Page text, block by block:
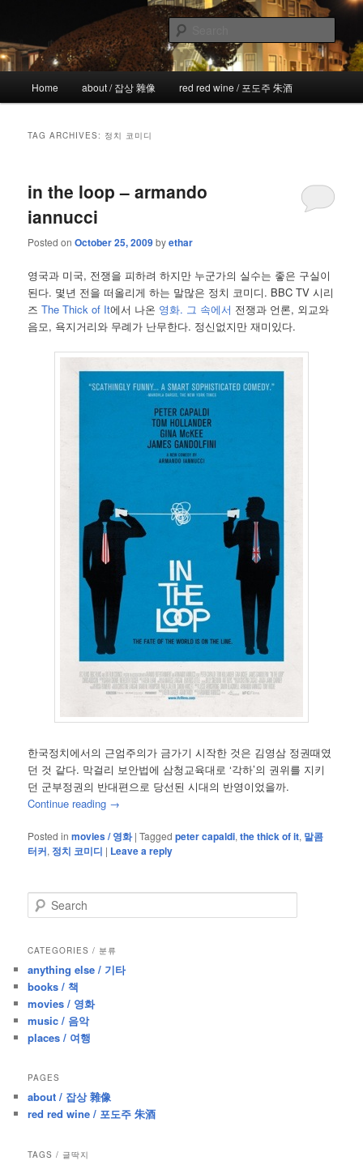
primary
content
secondary
content!wicked
the more I see the less I know
Home about / 잡상 雜像 red red wine / 포도주 朱酒
TAG ARCHIVES: 정치 코미디
in the loop – armando
iannucci
Posted onOctober 25, 2009byethar
영국과 미국, 전쟁을 피하려 하지만 누군가의 실수는 좋은 구실이
된다. 몇년 전을 떠올리게 하는 말많은 정치 코미디. BBC TV 시리
즈The Thick of It에서 나온 영화. 그 속에서 전쟁과 언론, 외교와
음모, 욕지거리와 무례가 난무한다. 정신없지만 재미있다.
한국정치에서의 근엄주의가 금가기 시작한 것은 김영삼 정권때였
던 것 같다. 막걸리 보안법에 삼청교육대로 ‘각하’의 권위를 지키
던 군부정권의 반대편으로 당선된 시대의 반영이었을까.
Continue reading →
Posted in movies / 영화 |Tagged peter capaldi,the thick of it, 말콤
터커, 정치 코미디 | Leave a reply
e
r
h
CATEGORIES / 분류
anything else / 기타
books / 책
movies / 영화
music / 음악
places / 여행
PAGES
about / 잡상 雜像
red red wine / 포도주 朱酒
TAGS / 글딱지